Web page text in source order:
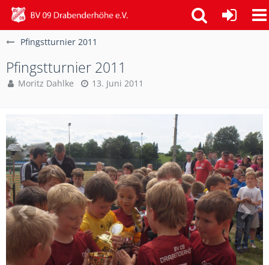
Pfingstturnier 2011
Pfingstturnier 2011
Moritz Dahlke 13. Juni 2011